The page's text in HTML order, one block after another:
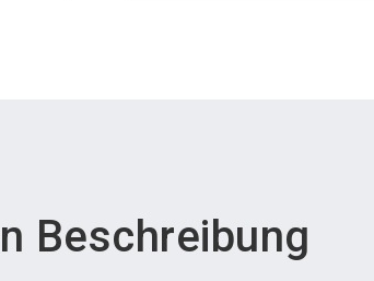
Beschreibung